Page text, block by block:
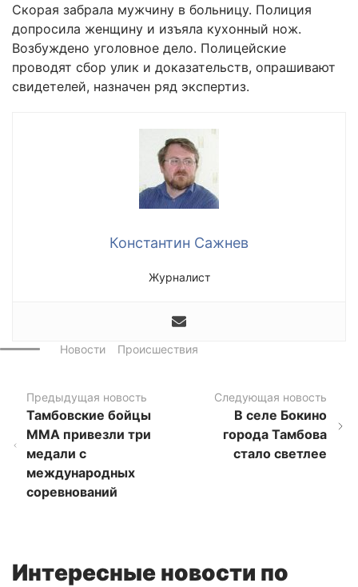
Скорая забрала мужчину в больницу. Полиция
допросила женщину и изъяла кухонный нож.
Возбуждено уголовное дело. Полицейские
проводят сбор улик и доказательств, опрашивают
свидетелей, назначен ряд экспертиз.
Константин Сажнев
Журналист
Новости Происшествия
Предыдущая новость
Тамбовские бойцы
ММА привезли три
медали с
международных
соревнований
Следующая новость
В селе Бокино
города Тамбова
стало светлее
Интересные новости по